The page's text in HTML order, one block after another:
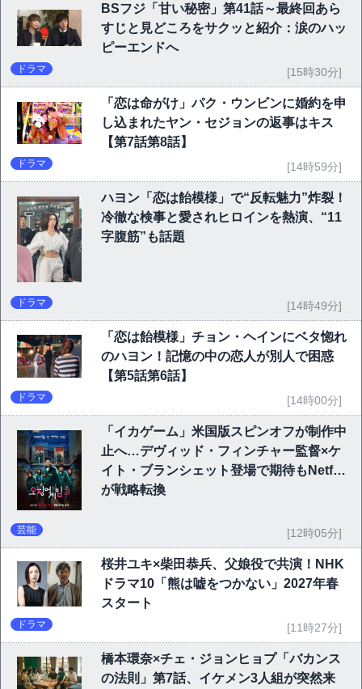
BSフジ「甘い秘密」第41話～最終回あら
すじと見どころをサクッと紹介：涙のハッ
ピーエンドへ
ドラマ [15時30分]
「恋は命がけ」パク・ウンビンに婚約を申
し込まれたヤン・セジョンの返事はキス
【第7話第8話】
ドラマ [14時59分]
ハヨン「恋は飴模様」で“反転魅力”炸裂！
冷徹な検事と愛されヒロインを熱演、“11
字腹筋”も話題
ドラマ [14時49分]
「恋は飴模様」チョン・ヘインにベタ惚れ
のハヨン！記憶の中の恋人が別人で困惑
【第5話第6話】
ドラマ [14時00分]
「イカゲーム」米国版スピンオフが制作中
止へ…デヴィッド・フィンチャー監督×ケ
イト・ブランシェット登場で期待もNetflix
が戦略転換
芸能 [12時05分]
桜井ユキ×柴田恭兵、父娘役で共演！NHK
ドラマ10「熊は嘘をつかない」2027年春
スタート
ドラマ [11時27分]
橋本環奈×チェ・ジョンヒョプ「バカンス
の法則」第7話、イケメン3人組が突然来